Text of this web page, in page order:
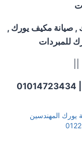
, صيانة مكيف يورك ,
للمبردات
يورك المهندسين